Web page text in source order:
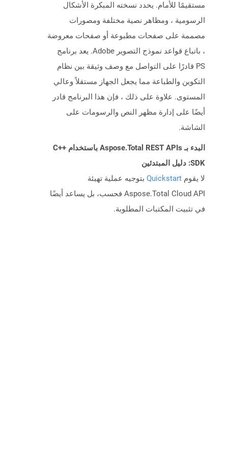
مستقيمًا للأمام. يحدد نسخته المبكرة الأشكال
الرسومية ، ومظاهر نصية مختلفة ومصورات
مصممة على صفحات مطبوعة أو صفحات معروضة
، باتباع قواعد نموذج التصوير Adobe. يعد برنامج
PS قادرًا على التواصل مع وصف وثيقة بين نظام
التكوين والطباعة مما يجعل الجهاز مستقلاً وعالي
المستوى. علاوة على ذلك ، فإن هذا البرنامج قادر
أيضًا على إدارة مظهر النص والرسومات على
الشاشة.
البدء بـ Aspose.Total REST APIs باستخدام C++
SDK: دليل المبتدئين
لا يقوم Quickstart بتوجيه عملية تهيئة
Aspose.Total Cloud API فحسب، بل يساعد أيضًا
في تثبيت المكتبات المطلوبة.